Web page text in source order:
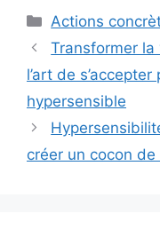
Catégories
Actions
Transformer
l’art de
hypersensible
créer un cocon